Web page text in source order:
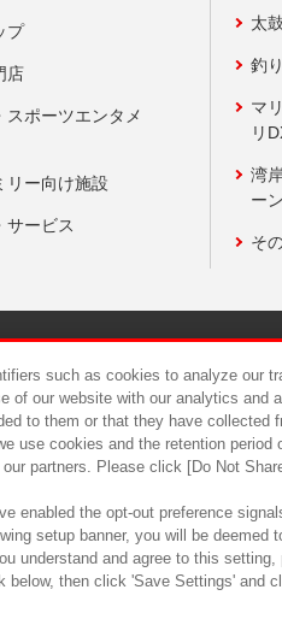
プ
店
スポーツエンタメ
リー向け施設
サービス
太
釣
マ
リ
湾
ー
そ
食品のご
such as cookies to analyze our
of our website with our analytics and
to them or that they have
use cookies and the retention
partners. Please click [Do Not
enabled the opt-out preference
setup banner, you will be
understand and agree to this
below, then click 'Save Settings' and